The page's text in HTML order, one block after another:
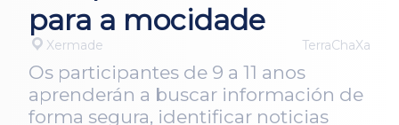
para a mocidade
Xermade TerraChaXa
Os participantes de 9 a 11 anos
aprenderán a buscar información de
forma segura, identificar noticias